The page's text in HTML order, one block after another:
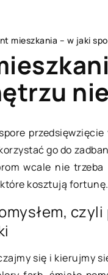
mieszkania – w jaki
go do
wcale nie
kosztują fortunę.
się i kierujmy